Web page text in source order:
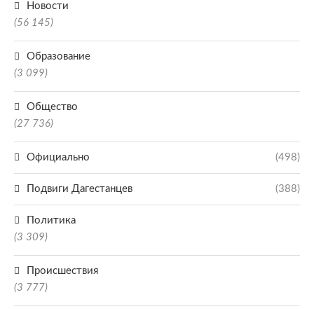
Новости
(56 145)
Образование
(3 099)
Общество
(27 736)
Официально (498)
Подвиги Дагестанцев (388)
Политика
(3 309)
Происшествия
(3 777)